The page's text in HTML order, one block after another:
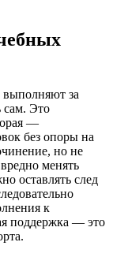
за
сам. Это
—
без опоры на
но не
менять
оставлять след
к
поддержка — это